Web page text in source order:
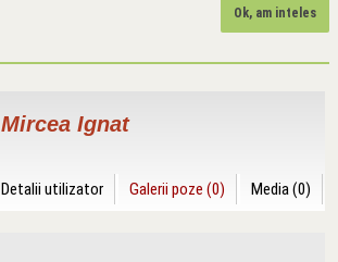
Ok, am inteles
Mircea Ignat
Detalii utilizator Galerii poze (0) Media (0)